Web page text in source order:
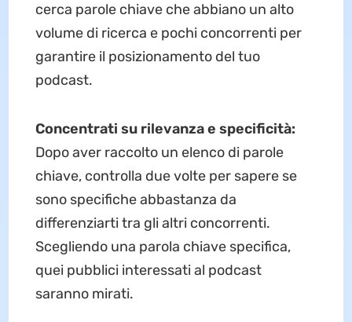
cerca parole chiave che abbiano un alto
volume di ricerca e pochi concorrenti per
garantire il posizionamento del tuo
podcast.
Concentrati su rilevanza e specificità:
Dopo aver raccolto un elenco di parole
chiave, controlla due volte per sapere se
sono specifiche abbastanza da
differenziarti tra gli altri concorrenti.
Scegliendo una parola chiave specifica,
quei pubblici interessati al podcast
saranno mirati.